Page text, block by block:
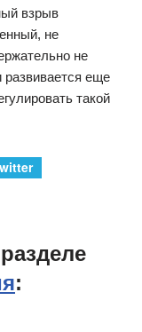
взрыв
не
не
развивается еще
такой
: